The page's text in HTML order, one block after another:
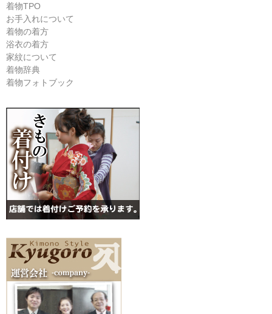
着物TPO
お手入れについて
着物の着方
浴衣の着方
家紋について
着物辞典
着物フォトブック